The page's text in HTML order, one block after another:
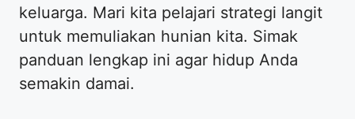
keluarga. Mari kita pelajari strategi langit
untuk memuliakan hunian kita. Simak
panduan lengkap ini agar hidup Anda
semakin damai.